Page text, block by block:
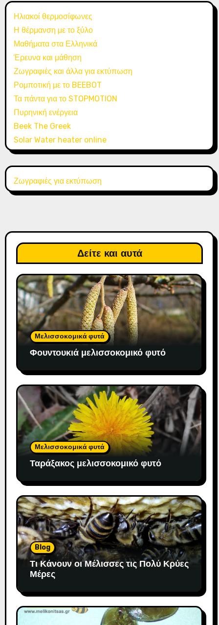
Ηλιακοί θερμοσίφωνες
Η θέρμανση με το ξύλο
Μαθήματα στα Ελληνικά
Έρευνα και μάθηση
Ζωγραφιές και άλλα για εκτύπωση
Ρομποτική με το BEEBOT
Τα πάντα για το STOPMOTION
Πυρηνική ενέργεια
Beek The Greek
Solar Water heater online
Ζωγραφιές για εκτύπωση
Δείτε και αυτά
Μελισσοκομικά φυτά
Φουντουκιά μελισσοκομικό φυτό
Μελισσοκομικά φυτά
Ταράξακος μελισσοκομικό φυτό
Blog
Τι Κάνουν οι Μέλισσες τις Πολύ Κρύες
Μέρες